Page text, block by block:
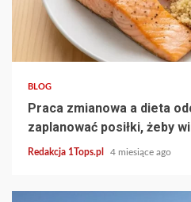
3 min read
BLOG
Praca zmianowa a dieta
zaplanować posiłki, żeby
Redakcja 1Tops.pl 4 miesiące ago